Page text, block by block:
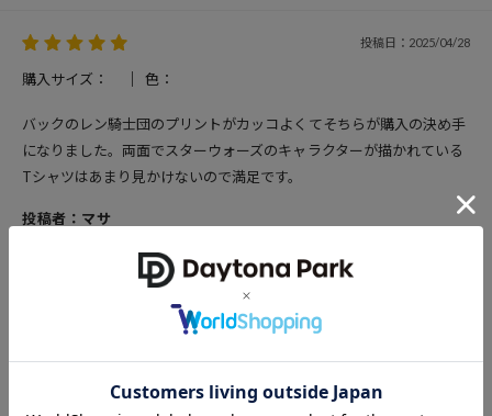
投稿日：2025/04/28
購入サイズ： 色：
バックのレン騎士団のプリントがカッコよくてそちらが購入の決め手
になりました。両面でスターウォーズのキャラクターが描かれている
Tシャツはあまり見かけないので満足です。
投稿者：マサ
参考になった